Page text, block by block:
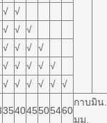
√ √
√ √ √
√ √ √ √
√ √ √ √ √
√ √ √ √ √ √
354045505460
กาบมิน
มม.